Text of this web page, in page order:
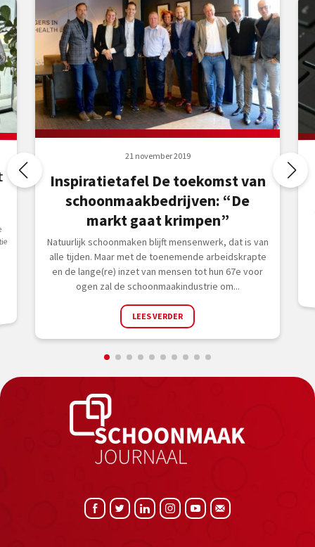
21 november 2019
Inspiratietafel De toekomst van
schoonmaakbedrijven: “De
markt gaat krimpen”
Natuurlijk schoonmaken blijft mensenwerk, dat is van
alle tijden. Maar met de toenemende arbeidskrapte
en de lange(re) inzet van mensen tot hun 67e voor
ogen zal de schoonmaakindustrie om...
LEES VERDER